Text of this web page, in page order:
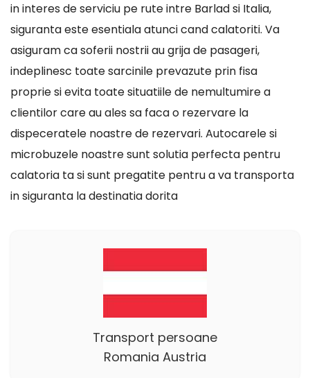
in interes de serviciu pe rute intre Barlad si Italia,
siguranta este esentiala atunci cand calatoriti. Va
asiguram ca soferii nostrii au grija de pasageri,
indeplinesc toate sarcinile prevazute prin fisa
proprie si evita toate situatiile de nemultumire a
clientilor care au ales sa faca o rezervare la
dispeceratele noastre de rezervari. Autocarele si
microbuzele noastre sunt solutia perfecta pentru
calatoria ta si sunt pregatite pentru a va transporta
in siguranta la destinatia dorita
Transport persoane
Romania Austria